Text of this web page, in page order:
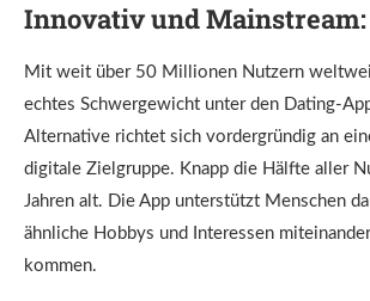
Innovativ und Mainstream:
Mit weit über 50 Millionen Nutzern
echtes Schwergewicht unter den Dating-
Alternative richtet sich vordergründig an
digitale Zielgruppe. Knapp die Hälfte aller
Jahren alt. Die App unterstützt Menschen
ähnliche Hobbys und Interessen
kommen.